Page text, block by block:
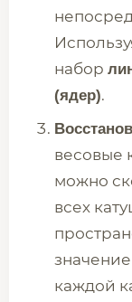
набор
(ядер).
весовые
можно
всех
каждой